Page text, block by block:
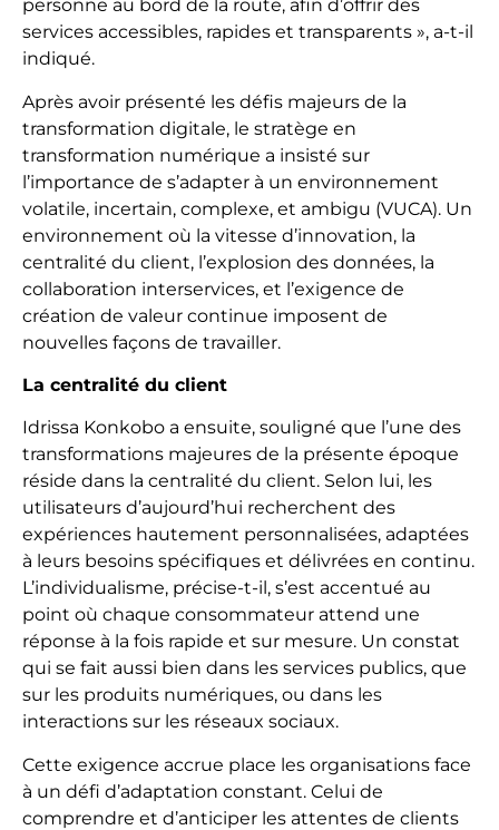
personne au bord de la route, afin d’offrir des
services accessibles, rapides et transparents », a-t-il
indiqué.
Après avoir présenté les défis majeurs de la
transformation digitale, le stratège en
transformation numérique a insisté sur
l’importance de s’adapter à un environnement
volatile, incertain, complexe, et ambigu (VUCA). Un
environnement où la vitesse d’innovation, la
centralité du client, l’explosion des données, la
collaboration interservices, et l’exigence de
création de valeur continue imposent de
nouvelles façons de travailler.
La centralité du client
Idrissa Konkobo a ensuite, souligné que l’une des
transformations majeures de la présente époque
réside dans la centralité du client. Selon lui, les
utilisateurs d’aujourd’hui recherchent des
expériences hautement personnalisées, adaptées
à leurs besoins spécifiques et délivrées en continu.
L’individualisme, précise-t-il, s’est accentué au
point où chaque consommateur attend une
réponse à la fois rapide et sur mesure. Un constat
qui se fait aussi bien dans les services publics, que
sur les produits numériques, ou dans les
interactions sur les réseaux sociaux.
Cette exigence accrue place les organisations face
à un défi d’adaptation constant. Celui de
comprendre et d’anticiper les attentes de clients